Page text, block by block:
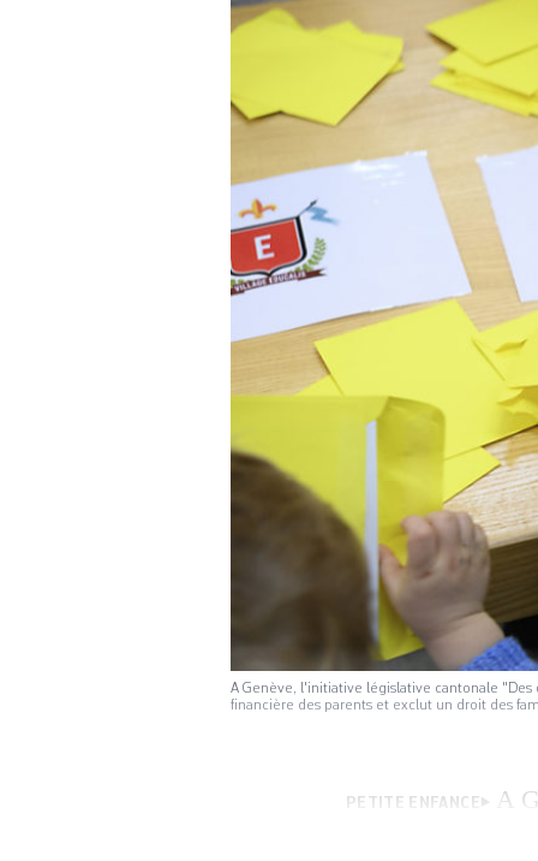
A Genève, l'initiative législative cantonale
financière des parents et exclut un droit des
PETITE ENFANCE
A